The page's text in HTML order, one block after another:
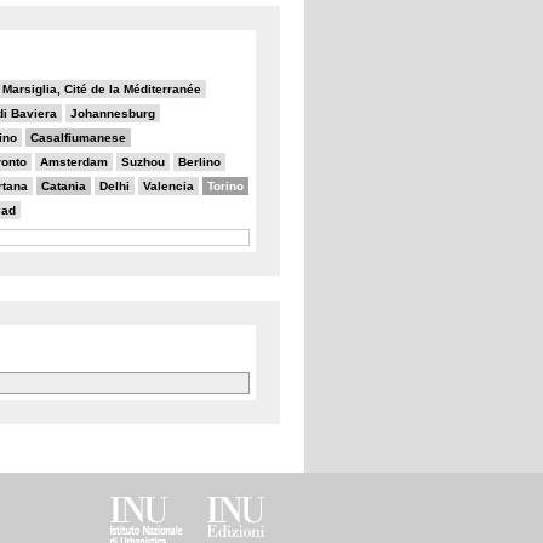
Marsiglia, Cité de la Méditerranée
Baviera Johannesburg
Casalfiumanese
Amsterdam Suzhou Berlino
Catania Delhi Valencia Torino